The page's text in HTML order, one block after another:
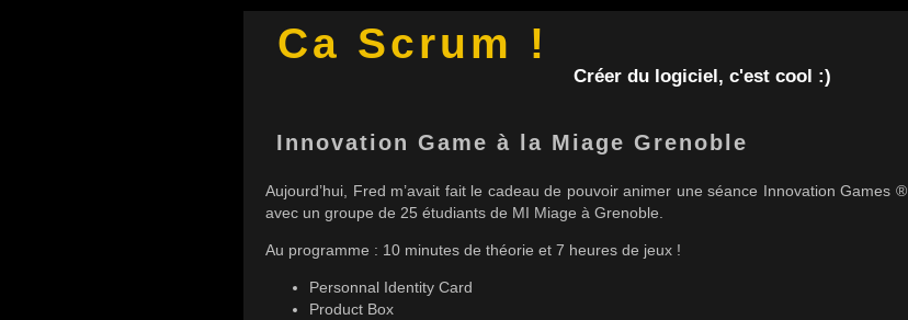
Ca Scrum !
Créer du logiciel, c'est cool :)
Innovation Game à la Miage Grenoble
Aujourd’hui, Fred m’avait fait le cadeau de pouvoir animer une séance Innovation Games ®
avec un groupe de 25 étudiants de MI Miage à Grenoble.
Au programme : 10 minutes de théorie et 7 heures de jeux !
Personnal Identity Card
Product Box